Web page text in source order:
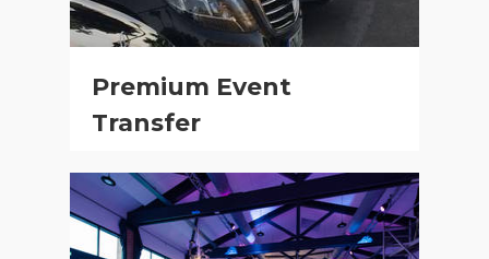
Premium Event
Transfer